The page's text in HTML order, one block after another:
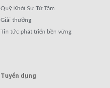
Quỹ Khởi Sự Từ Tâm
Giải thưởng
Tin tức phát triển bền vững
Tuyển dụng